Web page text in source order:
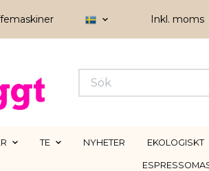
Inkl. moms
TE NYHETER EKOLOGISKT